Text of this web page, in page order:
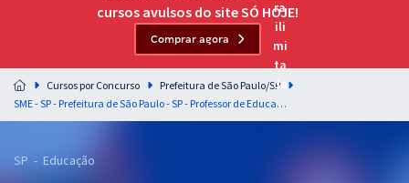
Residências Multiprofissionais
Preparação completa e intensiva para as principais
residências em saúde do Brasil
cursos avulsos do site SÓ HOJE!
Comprar agora
Cursos por Concurso
Prefeitura de São Paulo/SP
SME - SP - Prefeitura de São Paulo - SP - Professor de Educação Infantil e Ensino Fundamental I
SP - Educação